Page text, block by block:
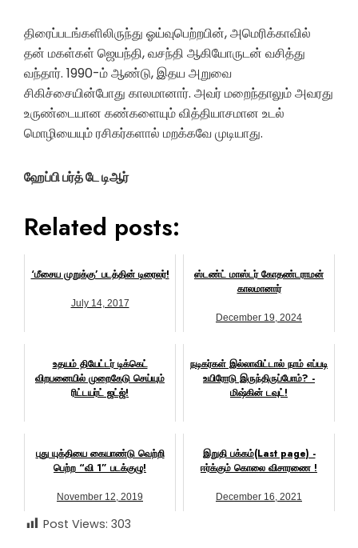
திரைப்படங்களிலிருந்து ஓய்வுபெற்றபின், அமெரிக்காவில்
தன் மகள்கள் ஜெயந்தி, வசந்தி ஆகியோருடன் வசித்து
வந்தார். 1990-ம் ஆண்டு, இதய அறுவை
சிகிச்சையின்போது காலமானார். அவர் மறைந்தாலும் அவரது
உருண்டையான கண்களையும் வித்தியாசமான உடல்
மொழியையும் ரசிகர்களால் மறக்கவே முடியாது.
ஹேப்பி பர்த் டே டிஆர்
Related posts:
‘மீசைய முறுக்கு’ படத்தின் டிரைலர்!
July 14, 2017
ஸ்டண்ட் மாஸ்டர் கோதண்டராமன்
காலமானார்
December 19, 2024
உதயம் தியேட்டர் டிக்கெட்
விறபனையில் முறைகேடு செய்யும்
ரிட்டயர்ட் ஜட்ஜ்!
நடிகர்கள் இல்லாவிட்டால் நாம் எப்படி
உயிரோடு இருந்திருப்போம்? -
மிஷ்கின் டவுட்!
புது யுக்தியை கையாண்டு வெற்றி
பெற்ற “வி 1” படக்குழு!
November 12, 2019
இறுதி பக்கம்(Last page) -
ஈர்க்கும் கொலை விசாரணை !
December 16, 2021
Post Views: 303